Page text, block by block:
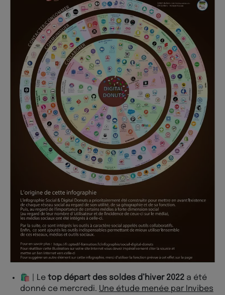
🛍 | Le top départ des soldes d’hiver 2022 a été
donné ce mercredi. Une étude menée par Invibes